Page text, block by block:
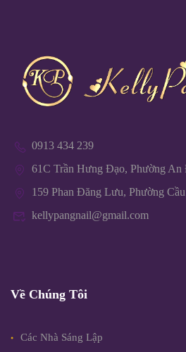
0913 434 239
61C Trần Hưng Đạo, Phường
159 Phan Đăng Lưu, Phường
kellypangnail@gmail.com
Về Chúng Tôi
Các Nhà Sáng Lập